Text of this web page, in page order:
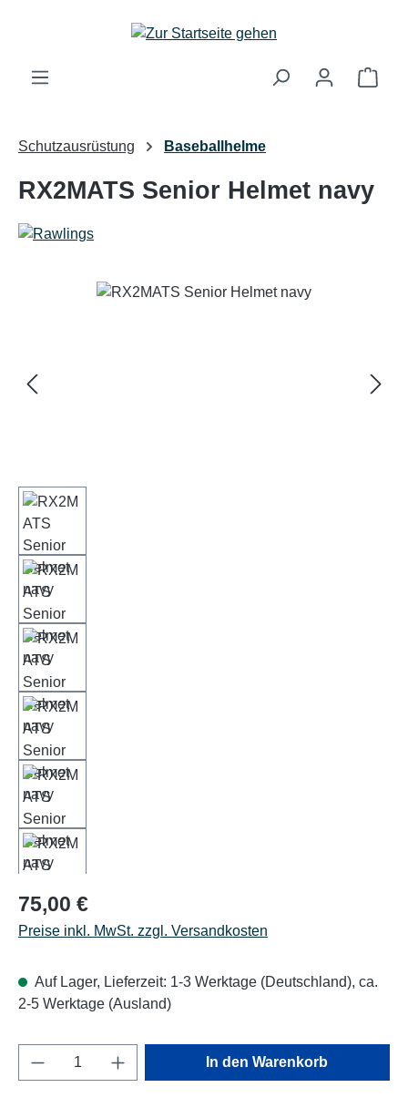
Zum Hauptinhalt springen
Schutzausrüstung Baseballhelme
RX2MATS Senior Helmet navy
Bildergalerie überspringen
Regulärer Preis:
75,00 €
Preise inkl. MwSt. zzgl. Versandkosten
Auf Lager, Lieferzeit: 1-3 Werktage (Deutschland), ca.
2-5 Werktage (Ausland)
Produkt Anzahl: Gib den gewünschten
In den Warenkorb